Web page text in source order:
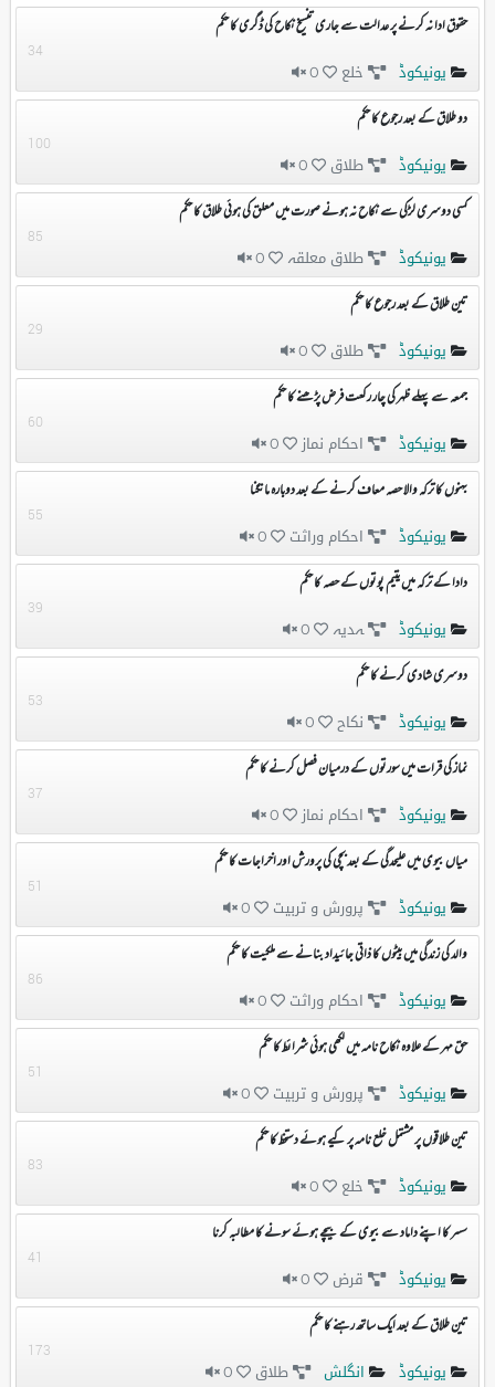
حقوق ادا نہ کرنے پر عدالت سے جاری تنسیخ نکاح کی ڈگری کا حکم
یونیکوڈ خلع 0
34
دو طلاق کے بعد رجوع کا حکم
یونیکوڈ طلاق 0
100
کسی دوسری لڑکی سے نکاح نہ ہونے صورت میں معلق کی ہوئی طلاق کا حکم
یونیکوڈ طلاق معلقہ 0
85
تین طلاق کے بعد رجوع کا حکم
یونیکوڈ طلاق 0
29
جمعہ سے پہلے ظہر کی چار رکعت فرض پڑھنے کا حکم
یونیکوڈ احکام نماز 0
60
بہنوں کا ترکہ والا حصہ معاف کرنے کے بعد دوبارہ مانگنا
یونیکوڈ احکام وراثت 0
55
دادا کے ترکہ میں یتیم پوتوں کے حصہ کا حکم
یونیکوڈ ہدیہ 0
39
دوسری شادی کرنے کا حکم
یونیکوڈ نکاح 0
53
نماز کی قرات میں سورتوں کے درمیان فصل کرنے کا حکم
یونیکوڈ احکام نماز 0
37
میاں بیوی میں علیحدگی کے بعد بچی کی پرورش اور اخراجات کا حکم
یونیکوڈ پرورش و تربیت 0
51
والد کی زندگی میں بیٹوں کا ذاتی جائیداد بنانے سے ملکیت کا حکم
یونیکوڈ احکام وراثت 0
86
حق مہر کے علاوہ نکاح نامہ میں لکھی ہوئی شرائط کا حکم
یونیکوڈ پرورش و تربیت 0
51
تین طلاقوں پر مشتمل خلع نامہ پر کیے ہوئے دستخط کا حکم
یونیکوڈ خلع 0
83
سسر کا اپنے داماد سے بیوی کے بیچے ہوئے سونے کا مطالبہ کرنا
یونیکوڈ قرض 0
41
تین طلاق کے بعد ایک ساتھ رہنے کا حکم
یونیکوڈ انگلش طلاق 0
173